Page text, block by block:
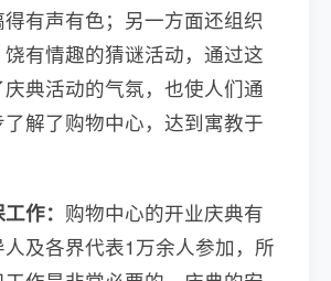
有声有色；另一方面还组织
有情趣的猜谜活动，通过这
典活动的气氛，也使人们通
解了购物中心，达到寓教于
作： 购物中心的开业庆典有
及各界代表1万余人参加，所